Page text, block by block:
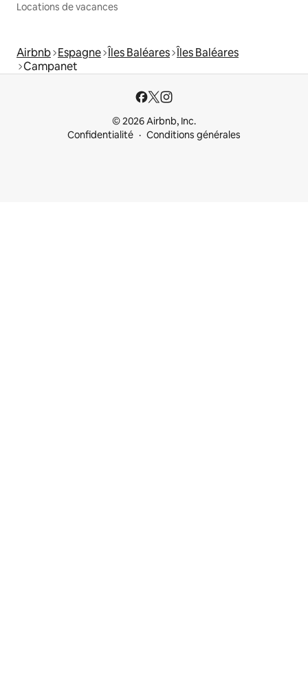
Locations de vacances
Airbnb Espagne Îles Baléares Îles Baléares
Campanet
© 2026 Airbnb, Inc.
Confidentialité
Conditions générales